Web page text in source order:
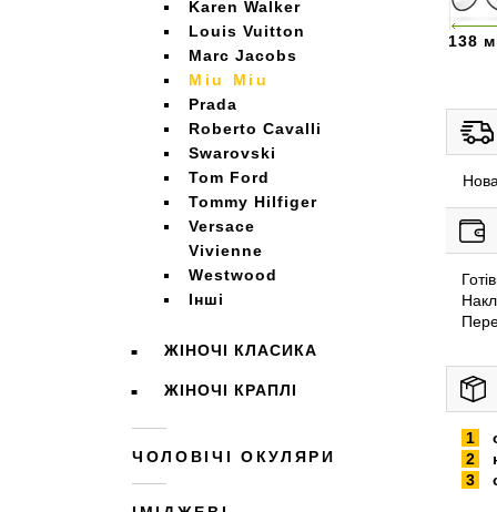
Karen Walker
Louis Vuitton
Marc Jacobs
Miu Miu
Prada
Roberto Cavalli
Swarovski
Tom Ford
Tommy Hilfiger
Versace
Vivienne
Westwood
Інші
ЖІНОЧІ КЛАСИКА
ЖІНОЧІ КРАПЛІ
ЧОЛОВІЧІ ОКУЛЯРИ
138